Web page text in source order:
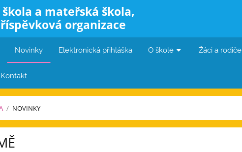
a mateřská škola,
organizace
Novinky Elektronická přihláška O škole Žáci a rodiče
Kontakt
/ NOVINKY